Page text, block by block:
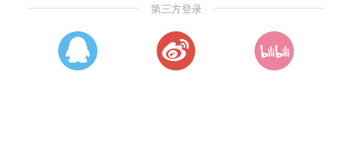
第三方登录